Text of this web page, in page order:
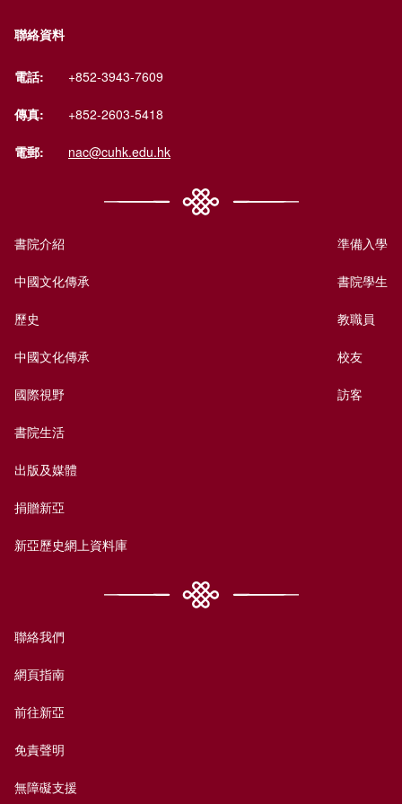
聯絡資料
電話: +852-3943-7609
傳真: +852-2603-5418
電郵: nac@cuhk.edu.hk
書院介紹
中國文化傳承
歷史
中國文化傳承
國際視野
書院生活
出版及媒體
捐贈新亞
新亞歷史網上資料庫
準備入學
書院學生
教職員
校友
訪客
聯絡我們
網頁指南
前往新亞
免責聲明
無障礙支援